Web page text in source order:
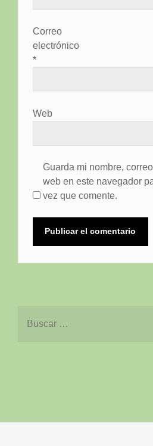
Correo
electrónico
*
Web
Guarda mi nombre,
web en este navegador
vez que comente.